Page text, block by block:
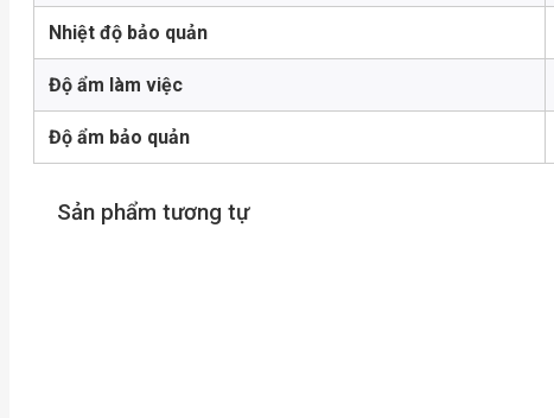
Nhiệt độ bảo quản
Độ ẩm làm việc
Độ ẩm bảo quản
Sản phẩm tương tự